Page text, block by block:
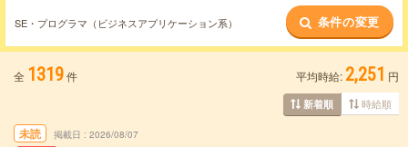
SE・プログラマ
（ビジネスアプリケーション系）のお仕事とは？とは？
SE・プログラマ（ビジネスアプリケーション系） 条件の変更
全 1319件 平均時給: 2,251 円
新着順 時給順
未読 掲載日 2026/08/07